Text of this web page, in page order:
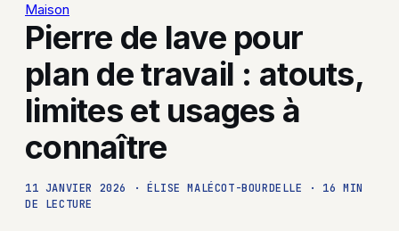
Maison
Pierre de lave pour
plan de travail : atouts,
limites et usages à
connaître
11 JANVIER 2026 · ÉLISE MALÉCOT-BOURDELLE ·
16 MIN
DE LECTURE